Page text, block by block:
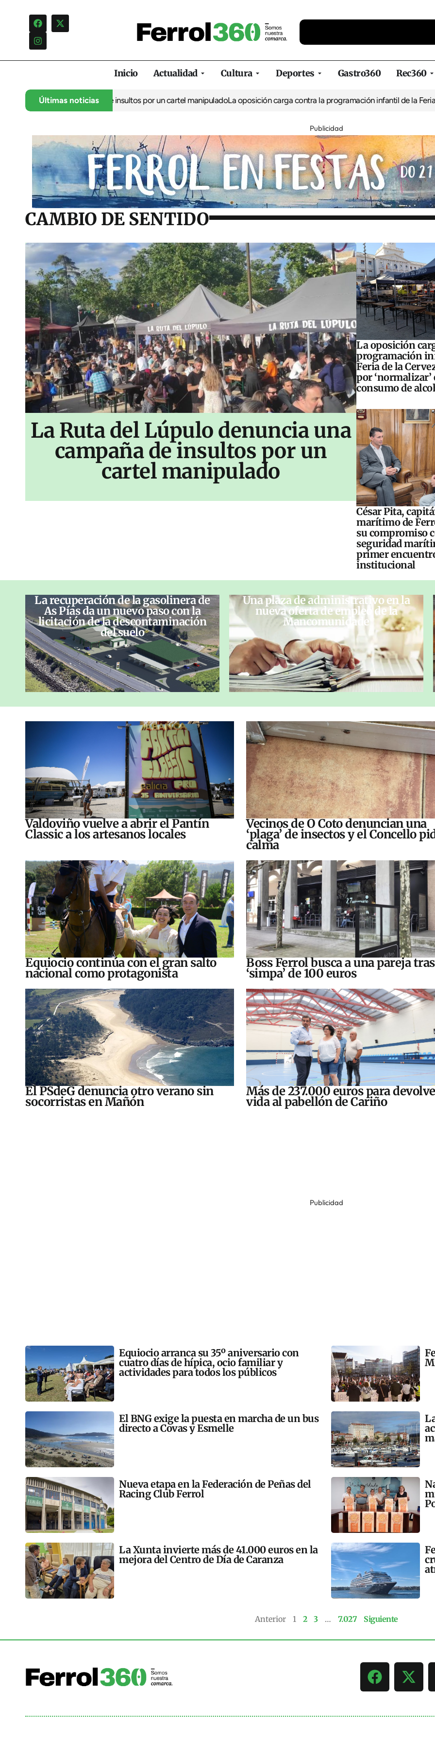
Inicio Actualidad Cultura Deportes Gastro360 Rec360
Últimas noticias
una campaña de insultos por un cartel manipuladoLa oposición carga contra la programación infantil de la Feria de la
Publicidad
CAMBIO DE SENTIDO
La Ruta del Lúpulo denuncia una
campaña de insultos por un
cartel manipulado
La oposición
programación
Feria de la
por ‘normalizar’
consumo de
César Pita,
marítimo de
su compromiso
seguridad
primer
institucional
La recuperación de la gasolinera de
As Pías da un nuevo paso con la
licitación de la descontaminación
del suelo
Una plaza de administrativo en la
nueva oferta de empleo de la
Mancomunidade
Valdoviño vuelve a abrir el Pantín
Classic a los artesanos locales
Vecinos de O Coto denuncian una
‘plaga’ de insectos y el Concello
calma
Equiocio continúa con el gran salto
nacional como protagonista
Boss Ferrol busca a una pareja
‘simpa’ de 100 euros
El PSdeG denuncia otro verano sin
socorristas en Mañón
Más de 237.000 euros para
vida al pabellón de Cariño
Publicidad
Equiocio arranca su 35º aniversario con
cuatro días de hípica, ocio familiar y
actividades para todos los públicos
El BNG exige la puesta en marcha de un bus
directo a Covas y Esmelle
Nueva etapa en la Federación de Peñas del
Racing Club Ferrol
La Xunta invierte más de 41.000 euros en la
mejora del Centro de Día de Caranza
Anterior 1 2 3 … 7.027 Siguiente